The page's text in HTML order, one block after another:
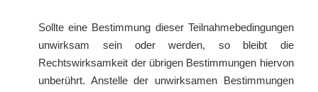
Sollte eine Bestimmung dieser Teilnahmebedingungen
unwirksam sein oder werden, so bleibt die
Rechtswirksamkeit der übrigen Bestimmungen hiervon
unberührt. Anstelle der unwirksamen Bestimmungen